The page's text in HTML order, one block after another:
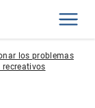
los problemas
recreativos